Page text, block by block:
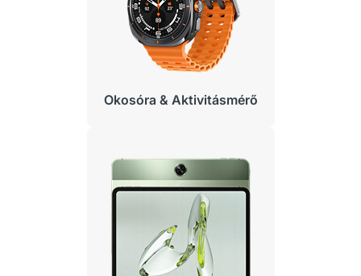
Okosóra & Aktivitásmérő